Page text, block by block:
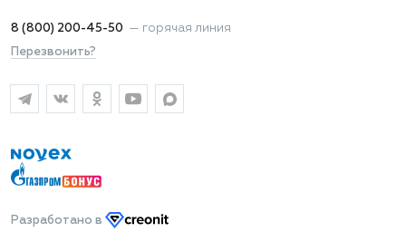
8 (800) 200-45-50 — горячая линия
Перезвонить?
Разработано в